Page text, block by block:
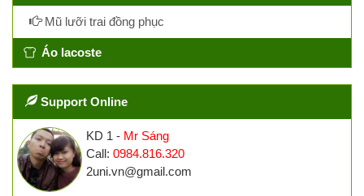
Mũ lưỡi trai đồng phục
Áo lacoste
Support Online
KD 1 - Mr Sáng
Call: 0984.816.320
2uni.vn@gmail.com